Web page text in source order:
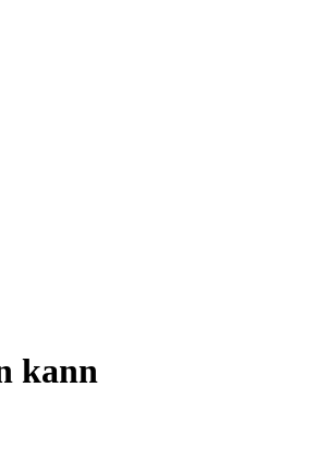
kann